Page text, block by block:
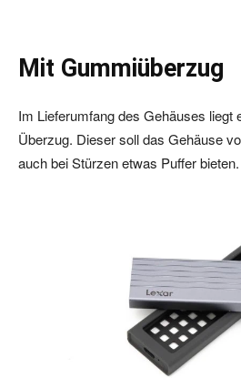
Mit Gummiüberzug
Im Lieferumfang des Gehäuses liegt
Überzug. Dieser soll das Gehäuse
auch bei Stürzen etwas Puffer bieten.